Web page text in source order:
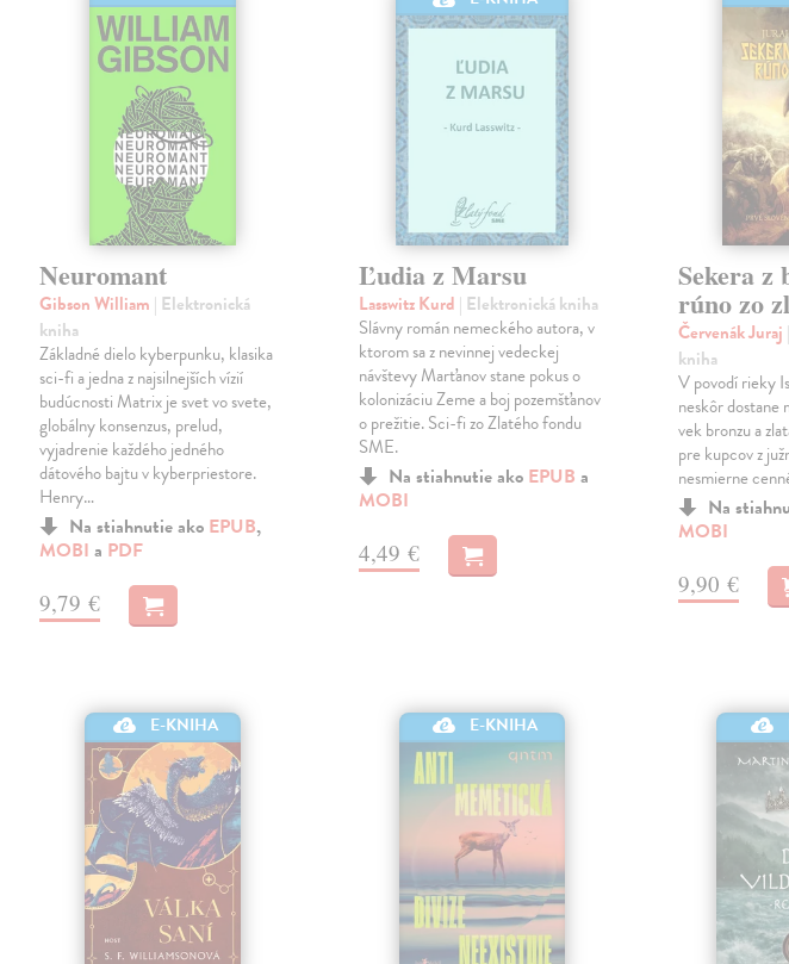
Neuromant
Gibson William | Elektronická
kniha
Základné dielo kyberpunku, klasika
sci-fi a jedna z najsilnejších vízií
budúcnosti Matrix je svet vo svete,
globálny konsenzus, prelud,
vyjadrenie každého jedného
dátového bajtu v kyberpriestore.
Henry…
Na stiahnutie ako EPUB,
MOBI a PDF
9,79 €
Ľudia z Marsu
Lasswitz Kurd | Elektronická kniha
Slávny román nemeckého autora, v
ktorom sa z nevinnej vedeckej
návštevy Marťanov stane pokus o
kolonizáciu Zeme a boj pozemšťanov
o prežitie. Sci-fi zo Zlatého fondu
SME.
Na stiahnutie ako EPUB a
MOBI
4,49 €
Sekera z
rúno zo
Červenák Juraj
kniha
V povodí rieky
neskôr dostane
vek bronzu a
pre kupcov z
nesmierne
Na
MOBI
9,90 €
E-KNIHA E-KNIHA